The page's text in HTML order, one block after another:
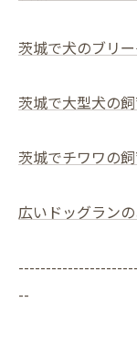
茨城で犬のブリ
茨城で大型犬の
茨城でチワワの
広いドッグラン
--